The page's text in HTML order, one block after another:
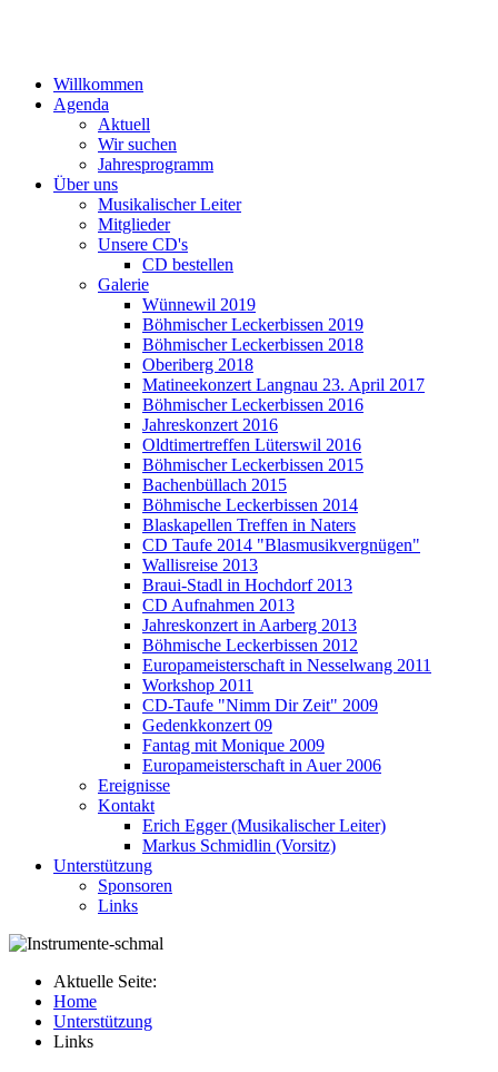
Willkommen
Agenda
Aktuell
Wir suchen
Jahresprogramm
Über uns
Musikalischer Leiter
Mitglieder
Unsere CD's
CD bestellen
Galerie
Wünnewil 2019
Böhmischer Leckerbissen 2019
Böhmischer Leckerbissen 2018
Oberiberg 2018
Matineekonzert Langnau 23. April 2017
Böhmischer Leckerbissen 2016
Jahreskonzert 2016
Oldtimertreffen Lüterswil 2016
Böhmischer Leckerbissen 2015
Bachenbüllach 2015
Böhmische Leckerbissen 2014
Blaskapellen Treffen in Naters
CD Taufe 2014 "Blasmusikvergnügen"
Wallisreise 2013
Braui-Stadl in Hochdorf 2013
CD Aufnahmen 2013
Jahreskonzert in Aarberg 2013
Böhmische Leckerbissen 2012
Europameisterschaft in Nesselwang 2011
Workshop 2011
CD-Taufe "Nimm Dir Zeit" 2009
Gedenkkonzert 09
Fantag mit Monique 2009
Europameisterschaft in Auer 2006
Ereignisse
Kontakt
Erich Egger (Musikalischer Leiter)
Markus Schmidlin (Vorsitz)
Unterstützung
Sponsoren
Links
Aktuelle Seite:
Home
Unterstützung
Links